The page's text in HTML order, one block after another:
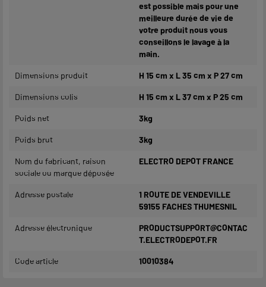
est possible mais pour une
meilleure durée de vie de
votre produit nous vous
conseillons le lavage à la
main.
Dimensions produit H 15 cm x L 35 cm x P 27 cm
Dimensions colis H 15 cm x L 37 cm x P 25 cm
Poids net 3kg
Poids brut 3kg
Nom du fabricant, raison
sociale ou marque déposée
ELECTRO DEPOT FRANCE
Adresse postale
1 ROUTE DE VENDEVILLE
59155 FACHES THUMESNIL
Adresse électronique
PRODUCTSUPPORT@CONTAC
T.ELECTRODEPOT.FR
Code article 10010384